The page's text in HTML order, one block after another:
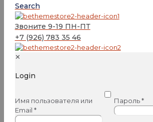
Search
Звоните 9-19 ПН-ПТ
+7 (926) 783 35 46
✕
Login
Имя пользователя или
Email *
Пароль*